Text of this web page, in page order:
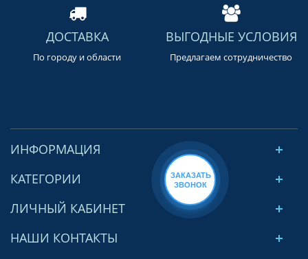
ДОСТАВКА
По городу и области
ВЫГОДНЫЕ УСЛОВИЯ
Предлагаем сотрудничество
ИНФОРМАЦИЯ
КАТЕГОРИИ
ЛИЧНЫЙ КАБИНЕТ
НАШИ КОНТАКТЫ
ЗАКАЗАТЬ
ЗВОНОК